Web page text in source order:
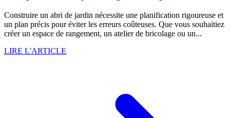
Construire un abri de jardin nécessite une planification rigoureuse et
un plan précis pour éviter les erreurs coûteuses. Que vous souhaitiez
créer un espace de rangement, un atelier de bricolage ou un...
LIRE L'ARTICLE